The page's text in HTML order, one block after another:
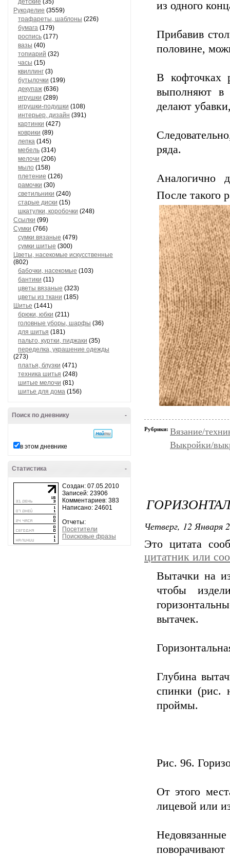
детские (35)
Рукоделие (3559)
трафареты, шаблоны (226)
бумага (179)
роспись (177)
вазы (40)
топиарий (32)
часы (15)
квиллинг (3)
бутылочки (199)
декупаж (636)
игрушки (289)
игрушки-подушки (108)
интерьер, дизайн (391)
картинки (427)
коврики (89)
лепка (145)
мебель (314)
мелочи (206)
мыло (158)
плетение (126)
рамочки (30)
светильники (240)
старые диски (15)
шкатулки, коробочки (248)
Ссылки (99)
Сумки (766)
сумки вязаные (479)
сумки шитые (300)
Цветы, насекомые искусственные
(802)
бабочки, насекомые (103)
бантики (11)
цветы вязаные (323)
цветы из ткани (185)
Шитье (1441)
брюки, юбки (211)
головные уборы, шарфы (36)
для шитья (181)
пальто, куртки, пиджаки (35)
переделка, украшение одежды
(273)
платья, блузки (471)
техника шитья (248)
шитые мелочи (81)
шитье для дома (156)
-
Поиск по дневнику
в этом дневнике
-
Статистика
Создан: 07.05.2010
Записей: 23906
Комментариев: 383
Написано: 24601
Отчеты:
Посетители
Поисковые фразы
из одного
Прибавив
половине,
В кофточках
выполняют в
делают
ряда.
Аналогично
После такого
Рубрики: Вязание/
Выкройки/
Четверг, 12 Января
Это цитата
цитатник или
Вытачки на
чтобы
вытачек.
Глубина
спинки (рис.
проймы.
Рис. 96.
От этого
лицевой или